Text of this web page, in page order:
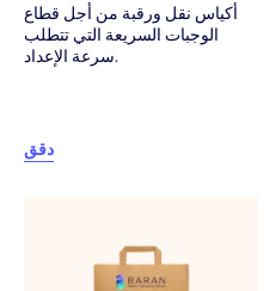
أكياس نقل ورقبة من أجل قطاع
الوجبات السريعة التي تتطلب
سرعة الإعداد.
دقق